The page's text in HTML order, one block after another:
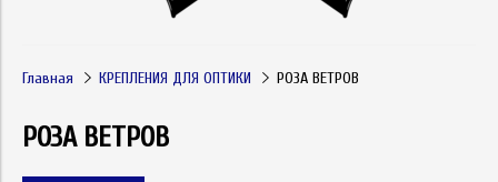
Главная КРЕПЛЕНИЯ ДЛЯ ОПТИКИ РОЗА ВЕТРОВ
РОЗА ВЕТРОВ